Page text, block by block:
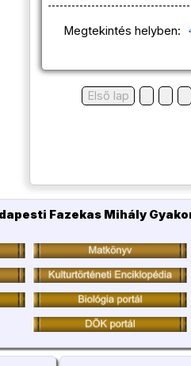
Megtekintés helyben:
Első lap
Fazekas Mihály